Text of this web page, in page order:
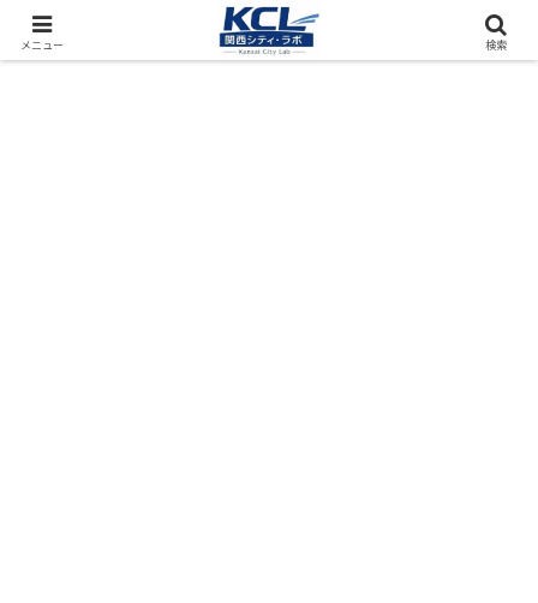
都市再開発をフィールド調査（累計アクセス数4000万PV）
メニュー 検索